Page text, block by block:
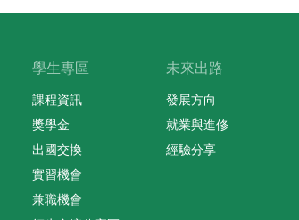
學生專區
課程資訊
獎學金
出國交換
實習機會
兼職機會
未來出路
發展方向
就業與進修
經驗分享